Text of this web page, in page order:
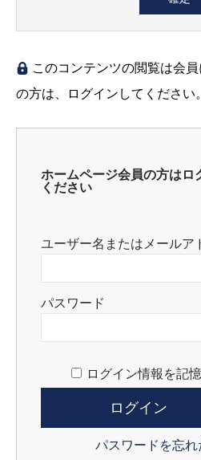
このコンテンツの閲覧は会
の方は、ログインしてください。
ホームページ会員の方はロ
ください
ユーザー名またはメールア
パスワード
ログイン情報を記憶
パスワードを忘れ